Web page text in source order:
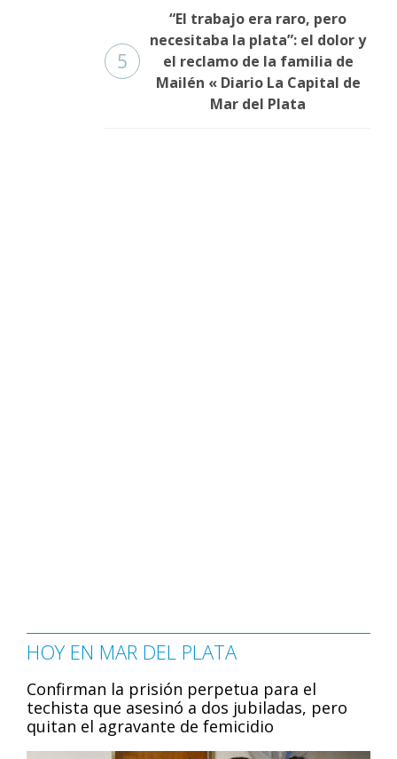
5
“El trabajo era raro, pero
necesitaba la plata”: el dolor y
el reclamo de la familia de
Mailén « Diario La Capital de
Mar del Plata
HOY EN MAR DEL PLATA
Confirman la prisión perpetua para el
techista que asesinó a dos jubiladas, pero
quitan el agravante de femicidio